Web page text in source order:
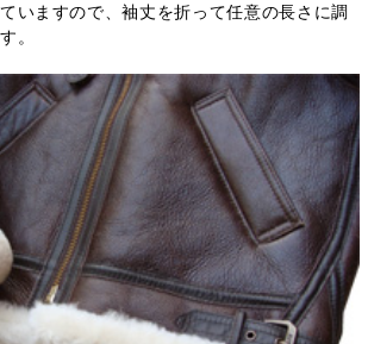
いますので、袖丈を折って任意の長さに調
。